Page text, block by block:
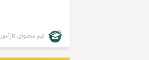
تیم محتوای کارآموز